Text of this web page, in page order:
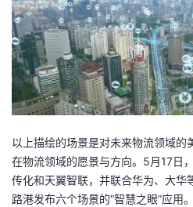
以上描绘的场景是对未来物流领域的
在物流领域的愿景与方向。5月17日
传化和天翼智联，并联合华为、大华
路港发布六个场景的“智慧之眼”应用。